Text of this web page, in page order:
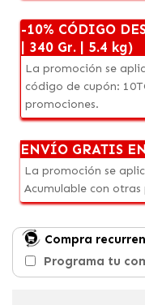
-10% CÓDIGO
| 340 Gr. | 5.4 kg)
La promoción se
código de cupón:
promociones.
ENVÍO GRATIS
La promoción se
Acumulable con otras
Compra
Programa tu